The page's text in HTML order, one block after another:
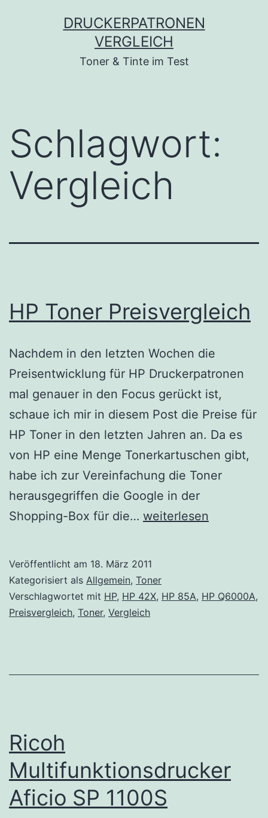
DRUCKERPATRONEN
VERGLEICH
Toner & Tinte im Test
Schlagwort:
Vergleich
HP Toner Preisvergleich
Nachdem in den letzten Wochen die
Preisentwicklung für HP Druckerpatronen
mal genauer in den Focus gerückt ist,
schaue ich mir in diesem Post die Preise für
HP Toner in den letzten Jahren an. Da es
von HP eine Menge Tonerkartuschen gibt,
habe ich zur Vereinfachung die Toner
herausgegriffen die Google in der
Shopping-Box für die… HP
weiterlesen
Veröffentlicht am 18. März 2011
Kategorisiert als Allgemein, Toner
Verschlagwortet mit HP, HP 42X, HP 85A, HP Q6000A,
Preisvergleich, Toner, Vergleich
Ricoh
Multifunktionsdrucker
Aficio SP 1100S